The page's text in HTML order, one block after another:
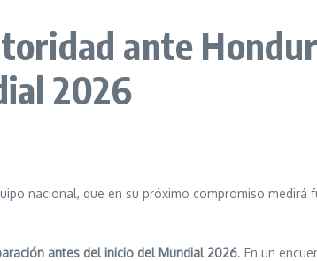
ante
2026
nacional, que en su próximo compromiso medirá
antes del inicio del Mundial 2026. En un